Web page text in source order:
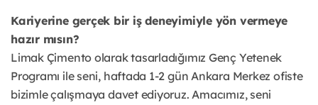
Kariyerine gerçek bir iş deneyimiyle yön vermeye
hazır mısın?
Limak Çimento olarak tasarladığımız Genç Yetenek
Programı ile seni, haftada 1-2 gün Ankara Merkez ofiste
bizimle çalışmaya davet ediyoruz. Amacımız, seni